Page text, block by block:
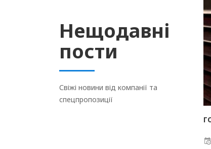
Нещодавні
пости
Свіжі новини від компанії та
спецпропозиції